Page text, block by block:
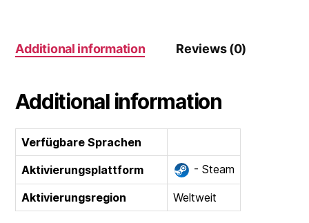
Additional information Reviews (0)
Additional information
Verfügbare Sprachen
Aktivierungsplattform
- Steam
Aktivierungsregion Weltweit